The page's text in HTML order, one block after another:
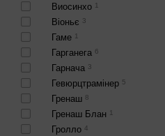
Виосинхо 1
Віоньє 3
Гаме 1
Гарганега 6
Гарнача 3
Гевюрцтрамінер 5
Гренаш 8
Гренаш Блан 1
Гролло 4